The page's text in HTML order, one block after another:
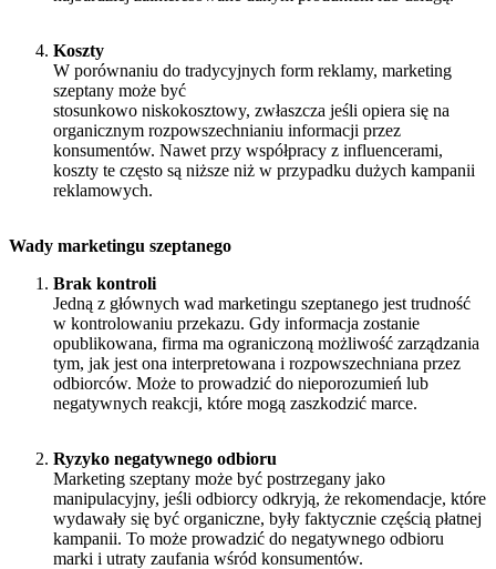
Koszty
W porównaniu do tradycyjnych form reklamy, marketing
szeptany może być
stosunkowo niskokosztowy, zwłaszcza jeśli opiera się na
organicznym rozpowszechnianiu informacji przez
konsumentów. Nawet przy współpracy z influencerami,
koszty te często są niższe niż w przypadku dużych kampanii
reklamowych.
Wady marketingu szeptanego
Brak kontroli
Jedną z głównych wad marketingu szeptanego jest trudność
w kontrolowaniu przekazu. Gdy informacja zostanie
opublikowana, firma ma ograniczoną możliwość zarządzania
tym, jak jest ona interpretowana i rozpowszechniana przez
odbiorców. Może to prowadzić do nieporozumień lub
negatywnych reakcji, które mogą zaszkodzić marce.
Ryzyko negatywnego odbioru
Marketing szeptany może być postrzegany jako
manipulacyjny, jeśli odbiorcy odkryją, że rekomendacje, które
wydawały się być organiczne, były faktycznie częścią płatnej
kampanii. To może prowadzić do negatywnego odbioru
marki i utraty zaufania wśród konsumentów.